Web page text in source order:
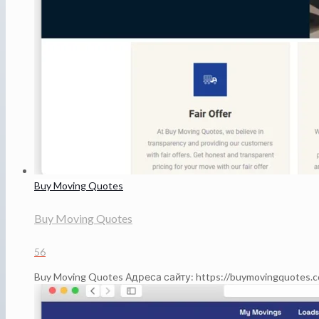
Buy Moving Quotes
Buy Moving Quotes
56
Buy Moving Quotes Адреса сайту: https://